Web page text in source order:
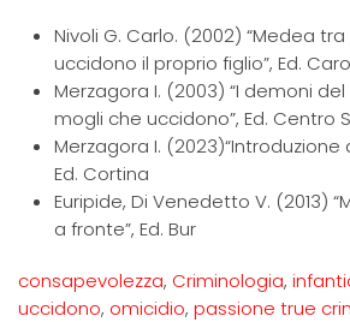
Nivoli G. Carlo. (2002) “Medea
uccidono il proprio figlio”, Ed.
Merzagora I. (2003) “I demoni
mogli che uccidono”, Ed. Centro
Merzagora I. (2023)“Introduzione
Ed. Cortina
Euripide, Di Venedetto V. (2013)
a fronte”, Ed. Bur
consapevolezza, Criminologia,
uccidono, omicidio, passione true